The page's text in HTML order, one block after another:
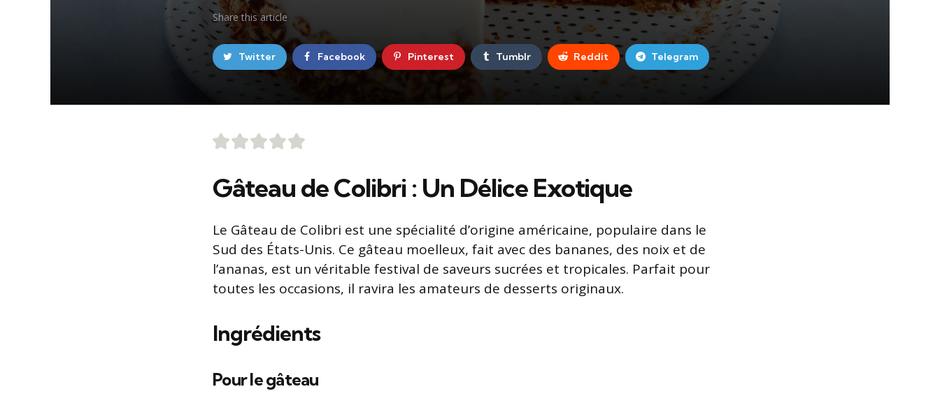
Share this article
Twitter Facebook Pinterest Tumblr Reddit Telegram
Gâteau de Colibri : Un Délice Exotique
Le Gâteau de Colibri est une spécialité d’origine américaine, populaire dans le
Sud des États-Unis. Ce gâteau moelleux, fait avec des bananes, des noix et de
l’ananas, est un véritable festival de saveurs sucrées et tropicales. Parfait pour
toutes les occasions, il ravira les amateurs de desserts originaux.
Ingrédients
Pour le gâteau